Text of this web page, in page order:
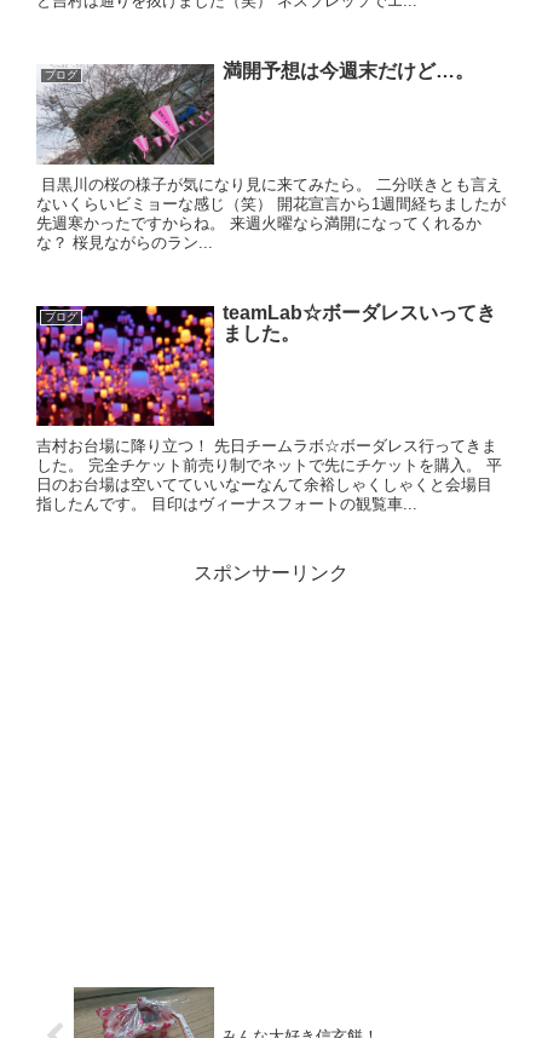
ブログ 満開予想は今週末だけど…。
目黒川の桜の様子が気になり見に来てみたら。 二分咲きとも言え
ないくらいビミョーな感じ（笑） 開花宣言から1週間経ちましたが
先週寒かったですからね。 来週火曜なら満開になってくれるか
な？ 桜見ながらのラン...
ブログ
teamLab☆ボーダレスいってき
ました。
吉村お台場に降り立つ！ 先日チームラボ☆ボーダレス行ってきま
した。 完全チケット前売り制でネットで先にチケットを購入。 平
日のお台場は空いてていいなーなんて余裕しゃくしゃくと会場目
指したんです。 目印はヴィーナスフォートの観覧車...
スポンサーリンク